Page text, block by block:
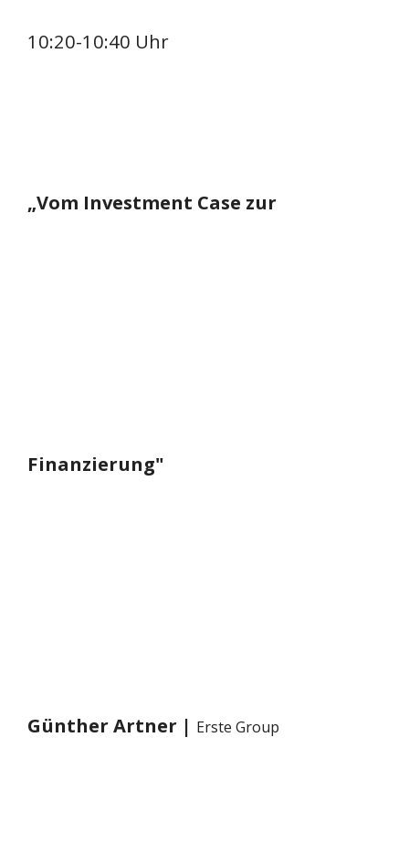
10:20-10:40 Uhr
„Vom Investment Case zur
Finanzierung"
Günther Artner | Erste Group